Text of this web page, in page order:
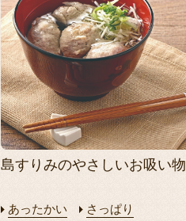
島すりみのやさしいお吸い物
あったかい
さっぱり